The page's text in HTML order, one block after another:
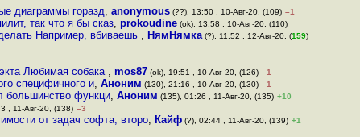
диаграммы горазд, anonymous (??), 13:50 , 10-Авг-20, (109) –1
так что я бы сказ, prokoudine (ok), 13:58 , 10-Авг-20, (110)
Например, вбиваешь , НямНямка (?), 11:52 , 12-Авг-20, (159)
Любимая собака , mos87 (ok), 19:51 , 10-Авг-20, (126) –1
специфичного и, Аноним (130), 21:16 , 10-Авг-20, (130) –1
большинство функци, Аноним (135), 01:26 , 11-Авг-20, (135) +10
, 11-Авг-20, (138) –3
от задач софта, второ, Кайф (?), 02:44 , 11-Авг-20, (139) +1